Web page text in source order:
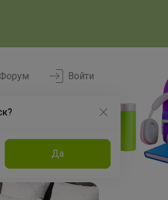
Форум
Да
Войти
Эксперты